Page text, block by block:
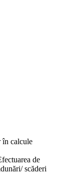
în calcule
de
scăderi